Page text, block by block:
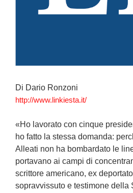
Di Dario Ronzoni
http://www.linkiesta.it/
«Ho lavorato con cinque
ho fatto la stessa domanda:
Alleati non ha bombardato le
portavano ai campi di
scrittore americano, ex
sopravvissuto e testimone della